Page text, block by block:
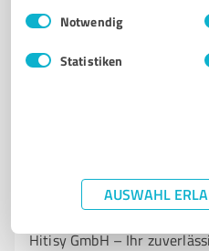
Impressum
Einwilligungsauswahl
Notwendig
Statistiken
AUSWAHL
Tel. 06102 77860
www.de.logicalis.com/de
IT-Dienstleistungen
Hitisy GmbH
Hitisy GmbH – Ihr